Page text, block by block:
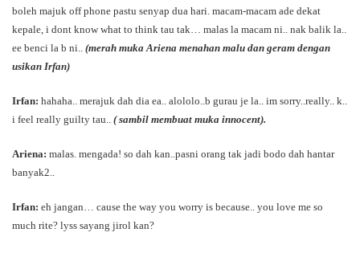
boleh majuk off phone pastu senyap dua hari. macam-macam ade dekat
kepale, i dont know what to think tau tak… malas la macam ni.. nak balik la..
ee benci la b ni.. (merah muka Ariena menahan malu dan geram dengan
usikan Irfan)
Irfan: hahaha.. merajuk dah dia ea.. alololo..b gurau je la.. im sorry..really.. k..
i feel really guilty tau.. ( sambil membuat muka innocent).
Ariena: malas. mengada! so dah kan..pasni orang tak jadi bodo dah hantar
banyak2..
Irfan: eh jangan… cause the way you worry is because.. you love me so
much rite? lyss sayang jirol kan?